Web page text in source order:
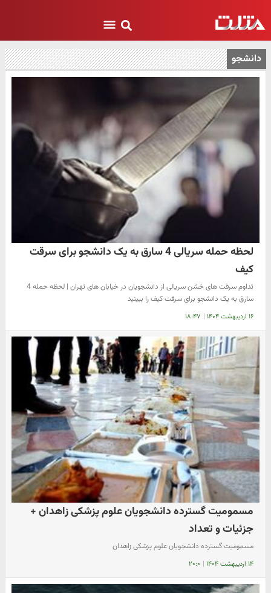
دانشجو
لحظه حمله سریالی 4 سارق به یک دانشجو برای سرقت
کیف
تداوم سرقت های خشن سریالی از دانشجویان در خیابان های تهران | لحظه حمله 4
سارق به یک دانشجو برای سرقت کیف را ببینید
۱۶ اردیبهشت ۱۴۰۴ | ۱۸:۴۷
مسمومیت گسترده دانشجویان علوم پزشکی زاهدان +
جزئیات و تعداد
مسمومیت گسترده دانشجویان علوم پزشکی زاهدان
۱۴ اردیبهشت ۱۴۰۴ | ۲۰:۰